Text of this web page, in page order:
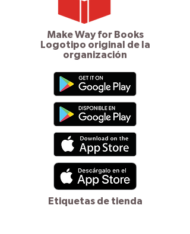
Make Way for Books
Logotipo original de la
organización
Etiquetas de tienda